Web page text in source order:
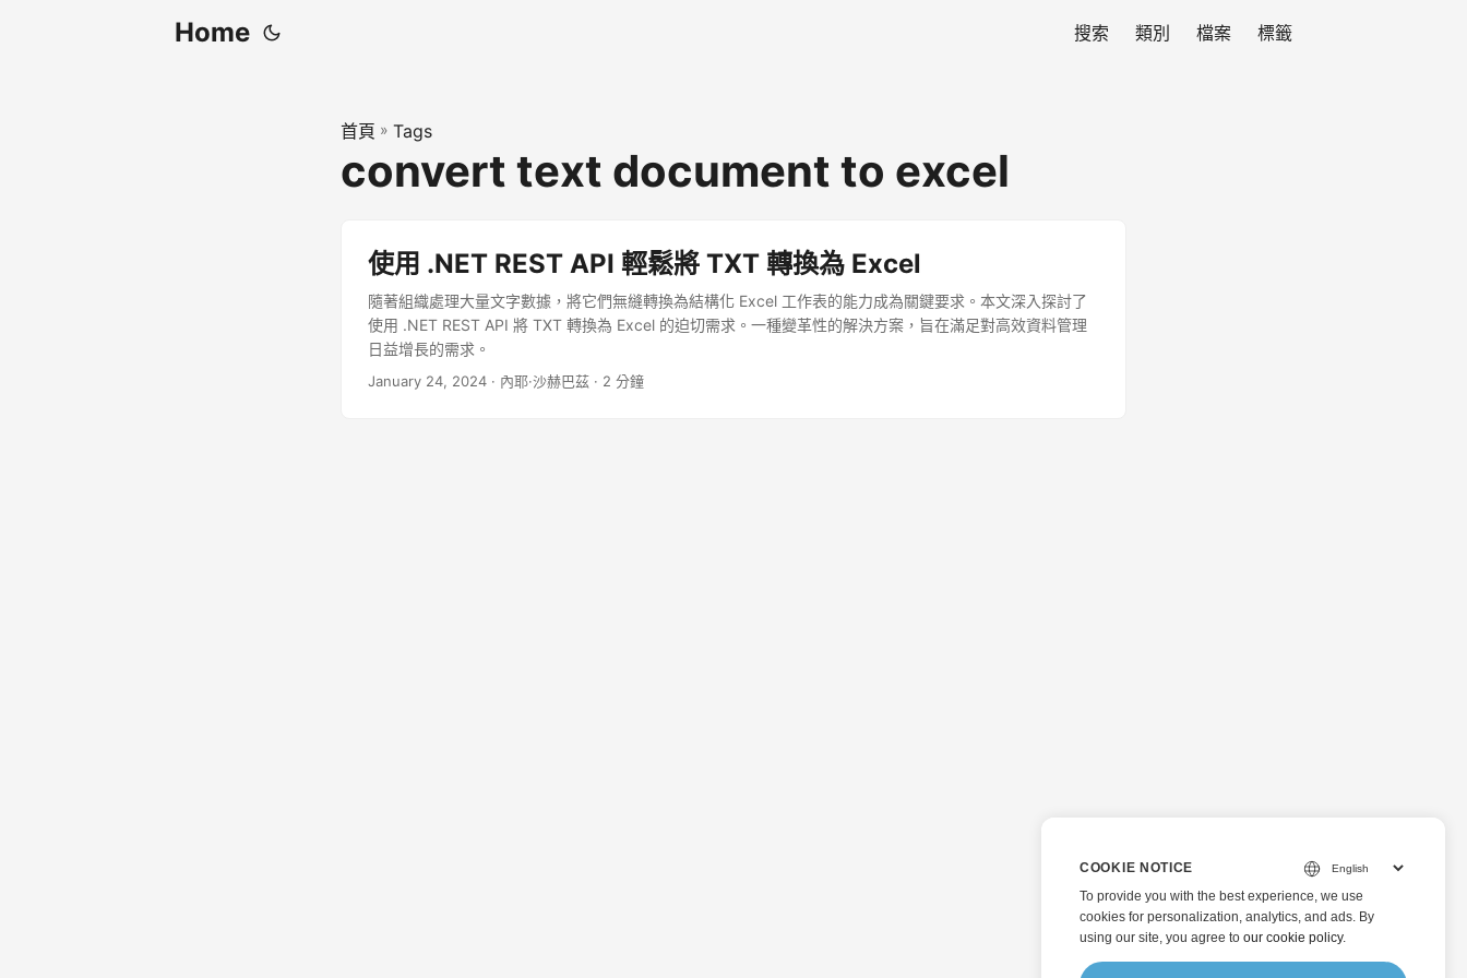
Home 搜索 類別 檔案 標籤
首頁 » Tags
convert text document to excel
使用 .NET REST API 輕鬆將 TXT 轉換為 Excel
隨著組織處理大量文字數據，將它們無縫轉換為結構化 Excel 工作表的能力成為關鍵要求。本文深入探討了
使用 .NET REST API 將 TXT 轉換為 Excel 的迫切需求。一種變革性的解決方案，旨在滿足對高效資料管理
日益增長的需求。
January 24, 2024 · 內耶·沙赫巴茲 · 2 分鐘
COOKIE NOTICE
To provide you with the best experience, we use
cookies for personalization, analytics, and ads. By
using our site, you agree to our cookie policy.